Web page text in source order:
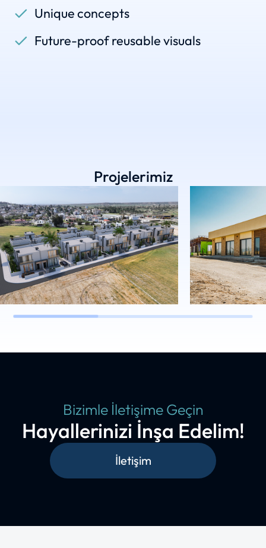
Unique concepts
Future-proof reusable visuals
Projelerimiz
Country Homes
Bizimle İletişime Geçin
Hayallerinizi İnşa Edelim!
İletişim